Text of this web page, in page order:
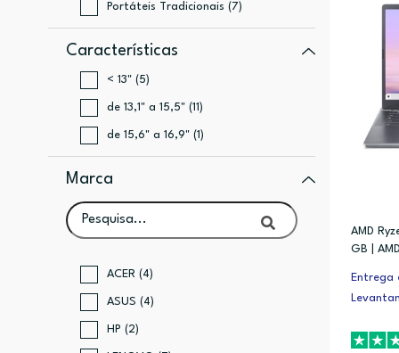
Portáteis Tradicionais (7)
Características
< 13" (5)
de 13,1" a 15,5" (11)
de 15,6" a 16,9" (1)
Marca
ACER (4)
ASUS (4)
HP (2)
AMD
GB |
Entrega